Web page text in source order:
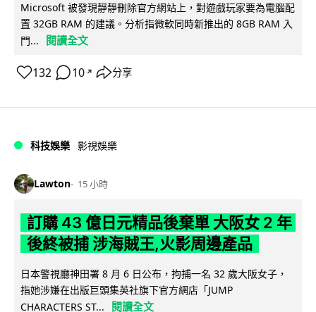
Microsoft 被發現靜靜刪除官方網站上，對遊戲玩家要為電腦配
置 32GB RAM 的建議。分析指微軟同時新推出的 8GB RAM 入
門...
閱讀全文
132 10 ↗ 分享
科技娛樂 影視娛樂
Lawton 15 小時
訂購 43 億日元精品後棄單 大阪女 2 年
後終被捕 涉海賊王,火影周邊產品
日本警視廳神田署 8 月 6 日公布，拘捕一名 32 歲大阪女子，
指她涉嫌在出版巨頭集英社旗下官方網店「JUMP
CHARACTERS ST...
閱讀全文